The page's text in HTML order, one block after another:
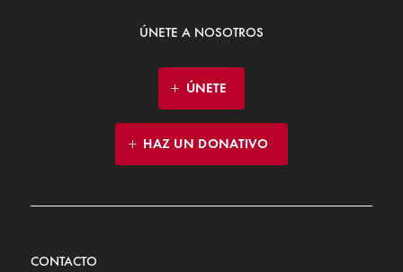
ÚNETE A NOSOTROS
ÚNETE
HAZ UN DONATIVO
CONTACTO